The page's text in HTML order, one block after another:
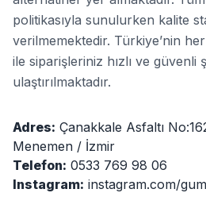
politikasıyla sunulurken kalite
verilmemektedir. Türkiye’nin
ile siparişleriniz hızlı ve güvenli
ulaştırılmaktadır.
Adres: Çanakkale Asfaltı
Menemen / İzmir
Telefon: 0533 769 98 06
Instagram: instagram.com/